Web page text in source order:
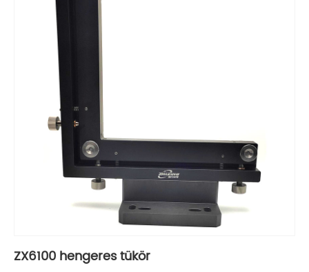
ZX6100 hengeres tükör